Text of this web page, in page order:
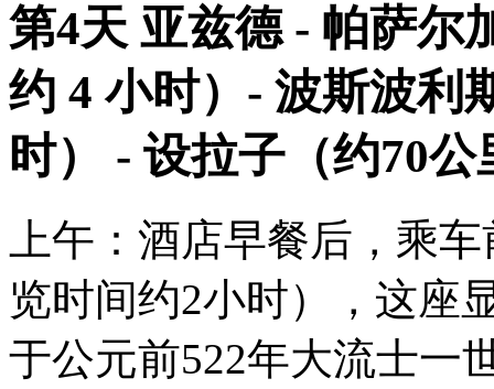
第4天 亚兹德 - 帕萨尔
约 4 小时）- 波斯波利
时） - 设拉子（约70
上午：酒店早餐后，乘
览时间约2小时），这座
于公元前522年大流士一